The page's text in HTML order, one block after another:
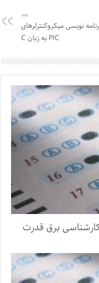
بعد
نویسی میکروکنترلرهای
PIC به زبان C
کارشناسی برق قدرت